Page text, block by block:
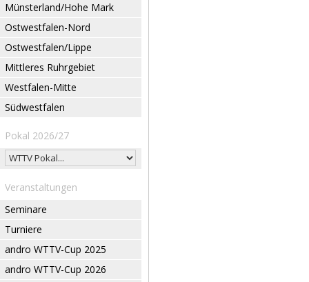
Münsterland/Hohe Mark
Ostwestfalen-Nord
Ostwestfalen/Lippe
Mittleres Ruhrgebiet
Westfalen-Mitte
Südwestfalen
Pokal 2026/27
Veranstaltungen
Seminare
Turniere
andro WTTV-Cup 2025
andro WTTV-Cup 2026